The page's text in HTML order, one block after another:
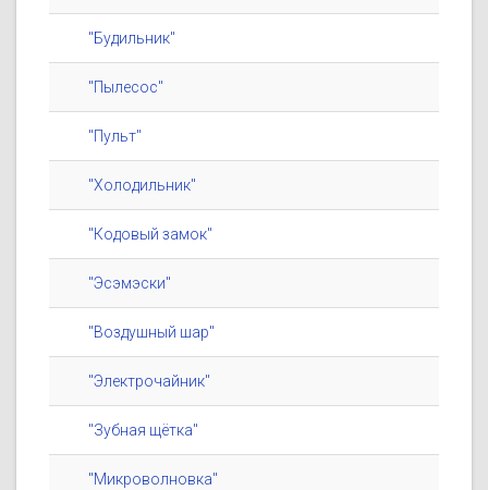
"Будильник"
"Пылесос"
"Пульт"
"Холодильник"
"Кодовый замок"
"Эсэмэски"
"Воздушный шар"
"Электрочайник"
"Зубная щётка"
"Микроволновка"